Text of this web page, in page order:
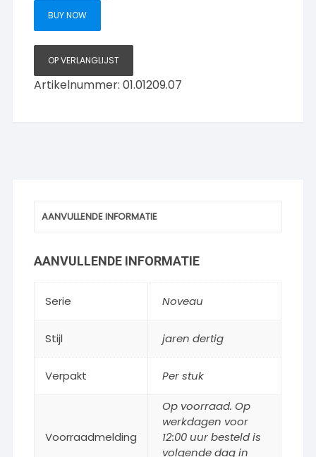
BUY NOW
OP VERLANGLIJST
Artikelnummer:01.01209.07
AANVULLENDE INFORMATIE
AANVULLENDE INFORMATIE
Serie Noveau
Stijl jaren dertig
Verpakt Per stuk
Voorraadmelding
Op voorraad. Op
werkdagen voor
12:00 uur besteld is
volgende dag in